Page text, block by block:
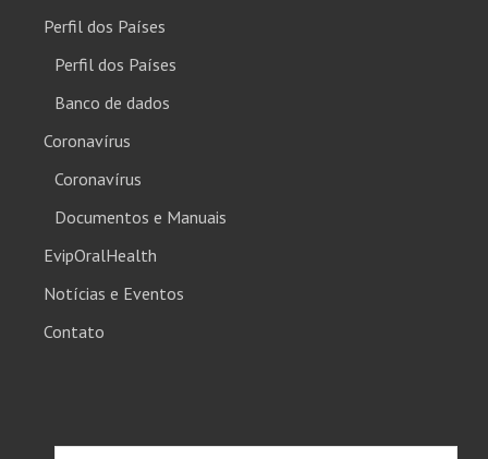
Perfil dos Países
Perfil dos Países
Banco de dados
Coronavírus
Coronavírus
Documentos e Manuais
EvipOralHealth
Notícias e Eventos
Contato